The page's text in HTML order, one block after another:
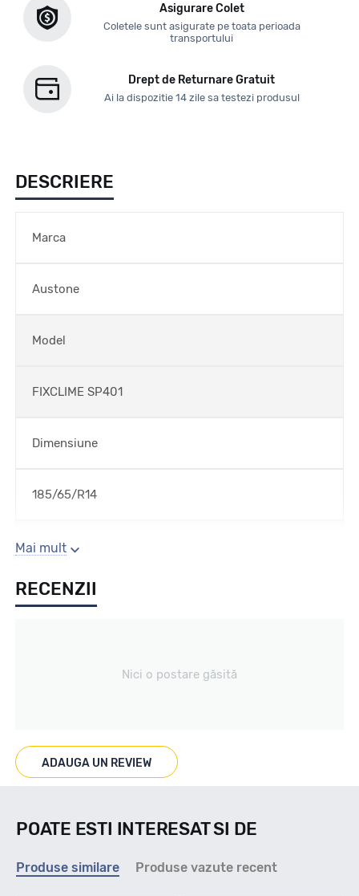
Asigurare Colet
Coletele sunt asigurate pe toata perioada
transportului
Drept de Returnare Gratuit
Ai la dispozitie 14 zile sa testezi produsul
DESCRIERE
Marca
Austone
Model
FIXCLIME SP401
Dimensiune
185/65/R14
Sezon
All season
Marcaje
Mai mult
RECENZII
Nici o postare găsită
ADAUGA UN REVIEW
POATE ESTI INTERESAT SI DE
Produse similare Produse vazute recent